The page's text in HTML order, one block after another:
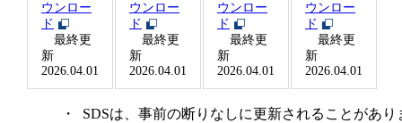
ウンロー
ド
最終更
新
2026.04.01
ウンロー
ド
最終更
新
2026.04.01
ウンロー
ド
最終更
新
2026.04.01
ウンロー
ド
最終更
新
2026.04.01
・
SDSは、事前の断りなしに更新されることがあり